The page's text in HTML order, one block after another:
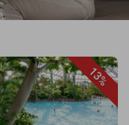
13%